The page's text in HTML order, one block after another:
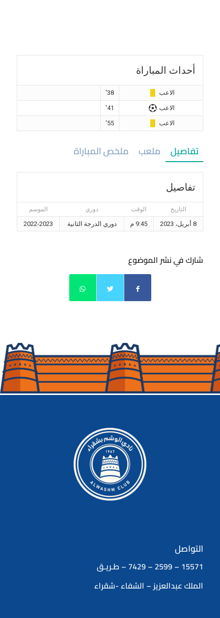
أحداث المباراة
الاعب 38'
الاعب 41'
الاعب 55'
تفاصيل ملعب ملخص المباراة
تفاصيل
التاريخ الوقت دوري الموسم
8 أبريل، 2023 9:45 م دوري الدرجة الثانية 2022-2023
شارك في نشر الموضوع
التواصل
15571 – 2599 – 7429 – طـريـق
الملك عبدالعزيز – الشفاء -شقراء